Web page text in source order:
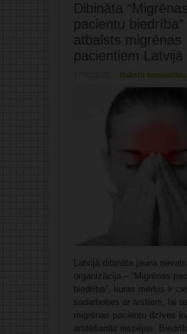
Dibināta “Migrēnas
pacientu
atbalsts migrēnas
pacientiem Latvijā
Rakstīt komentāru
Latvijā dibināta jauna
organizācija – “Migrēnas
biedrība”, kuras mērķis ir
sadarboties ar ārstiem, lai
migrēnas pacientu dzīves
ārstēšanās iespējas.